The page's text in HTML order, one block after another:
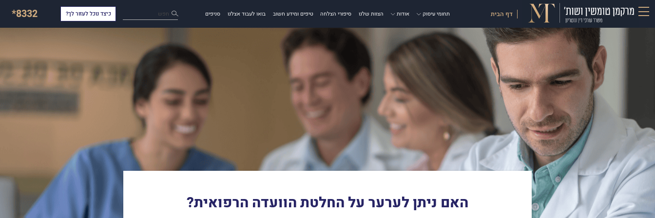
דף הבית תחומי עיסוק אודות הצוות שלנו סיפורי הצלחה טיפים ומידע חשוב בואו לעבוד אצלנו סניפים חפש כיצד נוכל לעזור לך? *8332
האם ניתן לערער על החלטת הוועדה הרפואית?